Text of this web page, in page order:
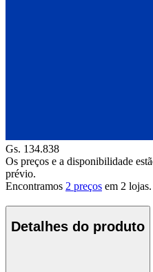
Gs. 134.838
Os preços e a disponibilidade
prévio.
Encontramos 2 preços em 2 lojas.
Detalhes do produto